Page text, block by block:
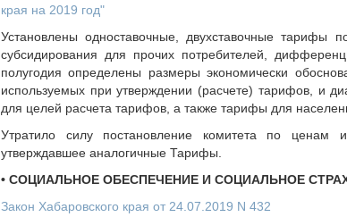
края на 2019 год"
Установлены одноставочные, двухставочные тарифы
субсидирования для прочих потребителей,
полугодия определены размеры экономически
используемых при утверждении (расчете) тарифов, и
для целей расчета тарифов, а также тарифы для
Утратило силу постановление комитета по
утверждавшее аналогичные Тарифы.
• СОЦИАЛЬНОЕ ОБЕСПЕЧЕНИЕ И СОЦИАЛЬНОЕ
Закон Хабаровского края от 24.07.2019 N 432